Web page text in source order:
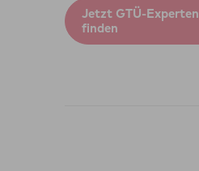
Jetzt GTÜ-Experten
finden